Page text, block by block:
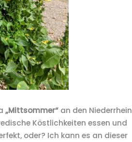
„Mittsommer“ an den Niederrhein
Köstlichkeiten essen und
oder? Ich kann es an dieser